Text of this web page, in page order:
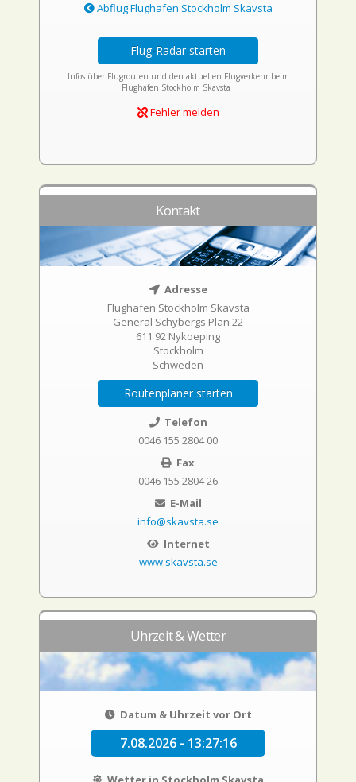
Abflug Flughafen Stockholm Skavsta
Flug-Radar starten
Infos über Flugrouten und den aktuellen Flugverkehr beim
Flughafen Stockholm Skavsta .
Fehler melden
Kontakt
Adresse
Flughafen Stockholm Skavsta
General Schybergs Plan 22
611 92 Nykoeping
Stockholm
Schweden
Routenplaner starten
Telefon
0046 155 2804 00
Fax
0046 155 2804 26
E-Mail
info@skavsta.se
Internet
www.skavsta.se
Uhrzeit & Wetter
Datum & Uhrzeit vor Ort
7.08.2026 - 13:27:17